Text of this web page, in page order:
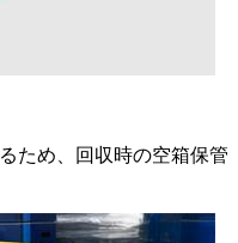
ため、回収時の空箱保管